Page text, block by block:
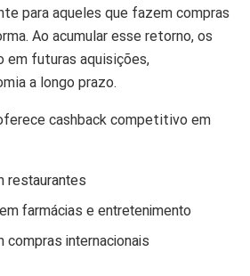
para aqueles que fazem compras
Ao acumular esse retorno, os
em futuras aquisições,
a longo prazo.
cashback competitivo em
restaurantes
farmácias e entretenimento
compras internacionais